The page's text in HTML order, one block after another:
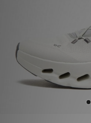
Sport
OFFERS